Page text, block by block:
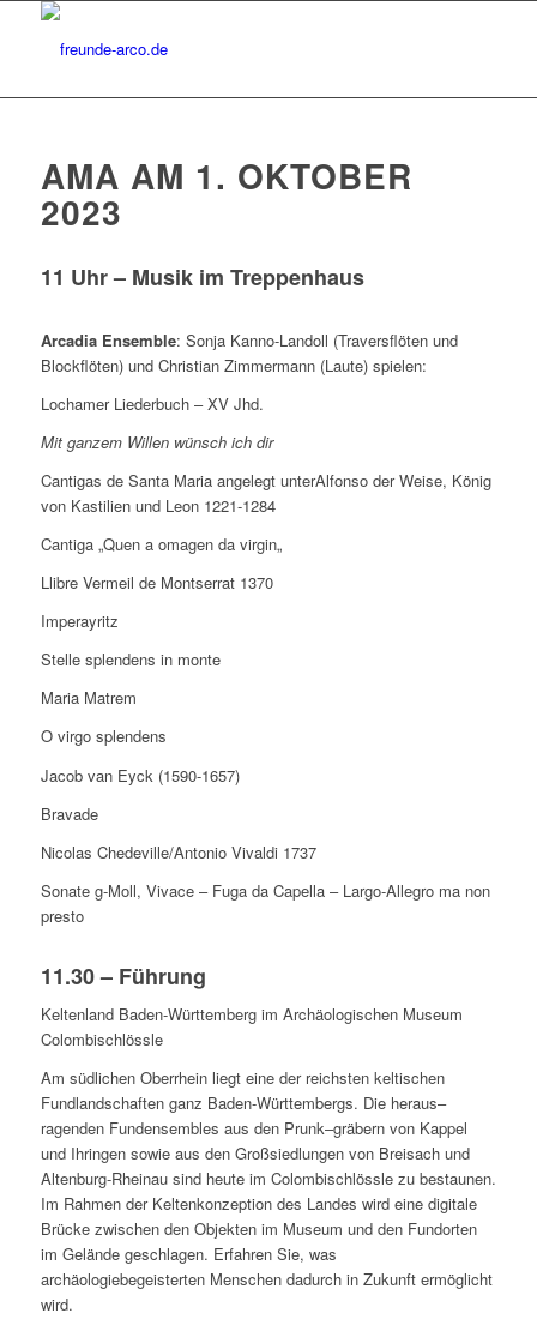
AMA AM 1. OKTOBER
2023
11 Uhr – Musik im Treppenhaus
Arcadia Ensemble: Sonja Kanno-Landoll (Traversflöten und
Blockflöten) und Christian Zimmermann (Laute) spielen:
LochamerLiederbuch – XV Jhd.
Mit ganzem Willen wünschich dir
Cantigas de Santa Maria angelegt unterAlfonso der Weise, König
von Kastilienund Leon 1221-1284
Cantiga„Quena omagenda virgin„
LlibreVermeil de Montserrat 1370
Imperayritz
Stelle splendens in monte
Maria Matrem
O virgo splendens
Jacob van Eyck (1590-1657)
Bravade
Nicolas Chedeville/Antonio Vivaldi 1737
Sonateg-Moll, Vivace– Fugada Capella – Largo-Allegro ma non
presto
11.30 – Führung
Keltenland Baden-Württembergim Archäologischen Museum
Colombischlössle
Am südlichen Oberrhein liegt eine der reichsten keltischen
Fundlandschaften ganz Baden-Württembergs. Die heraus–
ragenden Fundensembles aus den Prunk–gräbern von Kappel
und Ihringen sowie aus den Großsiedlungen von Breisach und
Altenburg-Rheinau sind heute im Colombischlösslezu bestaunen.
Im Rahmen der Keltenkonzeption des Landes wird eine digitale
Brücke zwischen den Objekten im Museum und den Fundorten
im Gelände geschlagen. Erfahren Sie, was
archäologiebegeistertenMenschen dadurch in Zukunft ermöglicht
wird.